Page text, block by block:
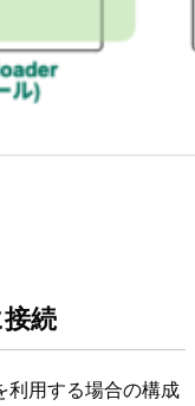
続
利用する場合の構成